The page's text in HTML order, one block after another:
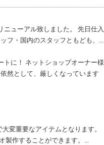
ューアル致しました。 先日仕入
フ・国内のスタッフともども、...
トに！ ネットショップオーナー様
然として、厳しくなっています
変重要なアイテムとなります。
作することができます。...